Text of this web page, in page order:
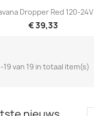
Snel bekijken
Dropper Red 120-24V
€ 39,33
19 van 19 in totaal item(s)